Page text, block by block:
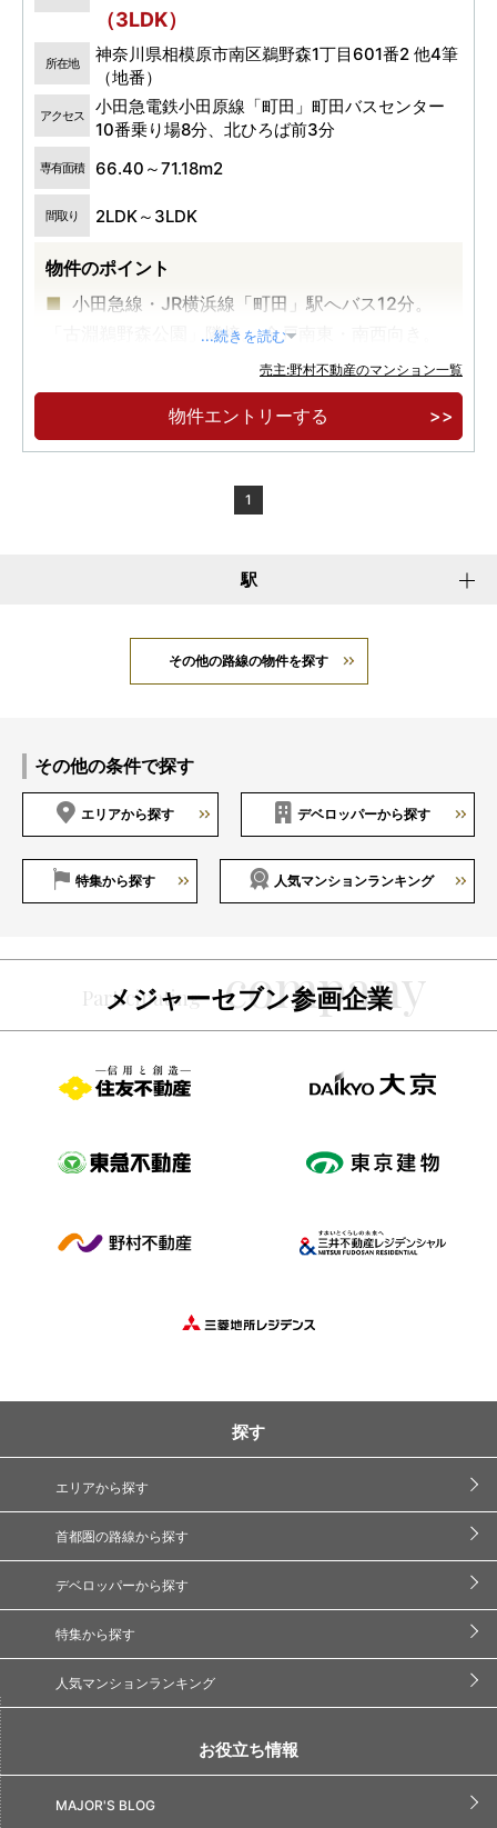
（3LDK）
所在地
神奈川県相模原市南区鵜野森1丁目601番2 他4筆
（地番）
アクセス
小田急電鉄小田原線「町田」町田バスセンター
10番乗り場8分、北ひろば前3分
専有面積 66.40～71.18m2
間取り 2LDK～3LDK
物件のポイント
小田急線・JR横浜線「町田」駅へバス12分。
「古淵鵜野森公園」隣接。 全戸南東・南西向き。
...続きを読む
売主:野村不動産のマンション一覧
物件エントリーする
1
駅
その他の路線の物件を探す
その他の条件で探す
エリアから探す デベロッパーから探す
特集から探す 人気マンションランキング
メジャーセブン参画企業
探す
エリアから探す
首都圏の路線から探す
デベロッパーから探す
特集から探す
人気マンションランキング
お役立ち情報
MAJOR'S BLOG